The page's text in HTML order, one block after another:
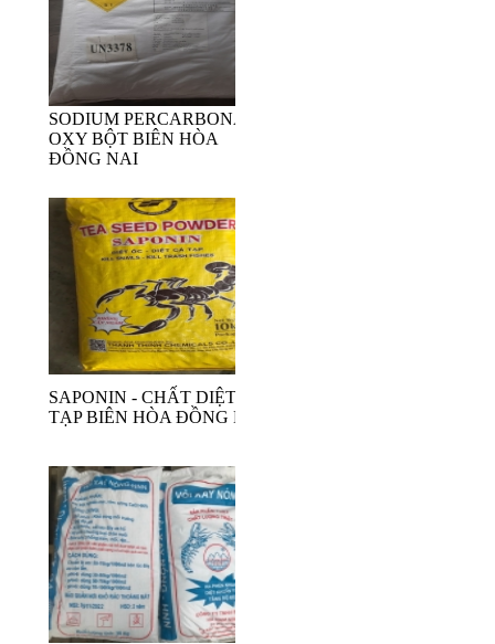
SODIUM PERCARBONAT-
OXY BỘT BIÊN HÒA
ĐỒNG NAI
SAPONIN - CHẤT DIỆT
TẠP BIÊN HÒA ĐỒNG NAI